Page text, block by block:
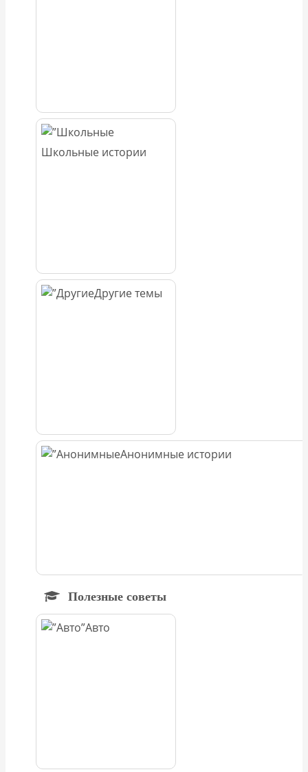
Школьные истории
Другие темы
Анонимные истории
Полезные советы
Авто